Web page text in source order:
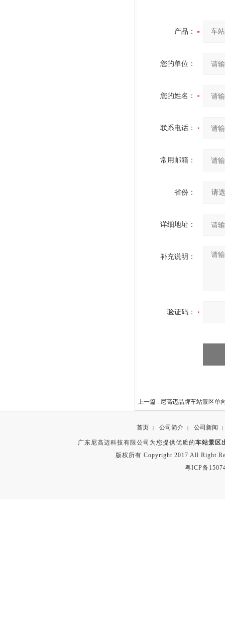
产品：
您的单位：
您的姓名：
联系电话：
常用邮箱：
省份：
详细地址：
补充说明：
验证码：
上一篇 : 尼高迈品牌车站景区单
首页 | 公司简介 | 公司新闻 |
广东尼高迈科技有限公司为您提供优质的车站景区
版权所有 Copyright 2017 All Right
粤ICP备